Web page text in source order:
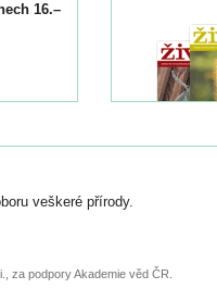
16.–
veškeré přírody.
za podpory Akademie věd ČR.